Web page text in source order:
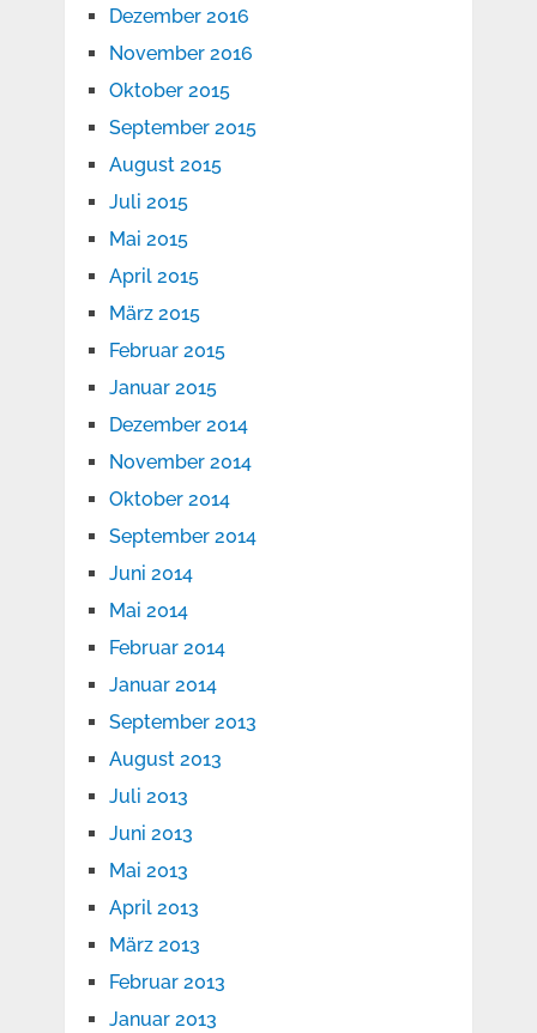
Dezember 2016
November 2016
Oktober 2015
September 2015
August 2015
Juli 2015
Mai 2015
April 2015
März 2015
Februar 2015
Januar 2015
Dezember 2014
November 2014
Oktober 2014
September 2014
Juni 2014
Mai 2014
Februar 2014
Januar 2014
September 2013
August 2013
Juli 2013
Juni 2013
Mai 2013
April 2013
März 2013
Februar 2013
Januar 2013